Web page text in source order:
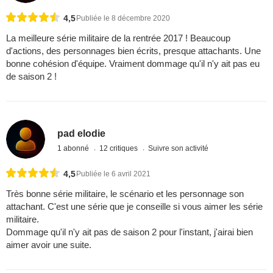
4,5Publiée le 8 décembre 2020
La meilleure série militaire de la rentrée 2017 ! Beaucoup
d'actions, des personnages bien écrits, presque attachants. Une
bonne cohésion d'équipe. Vraiment dommage qu'il n'y ait pas eu
de saison 2 !
pad elodie
1 abonné 12 critiques Suivre son activité
4,5 Publiée le 6 avril 2021
Très bonne série militaire, le scénario et les personnage son
attachant. C'est une série que je conseille si vous aimer les série
militaire.
Dommage qu'il n'y ait pas de saison 2 pour l'instant, j'airai bien
aimer avoir une suite.